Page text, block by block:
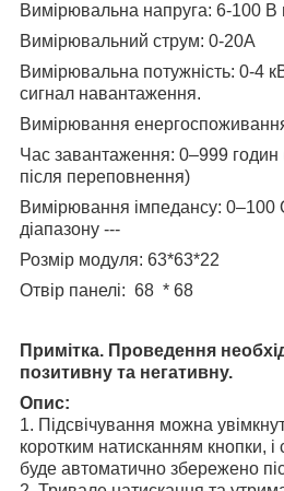
Вимірювальна напруга: 6-100 В
Вимірювальний струм: 0-20А
Вимірювальна потужність: 0-4
сигнал навантаження.
Вимірювання
Час завантаження: 0–999
після переповнення)
Вимірювання імпедансу: 0–100
діапазону ---
Розмір модуля: 63*63*22
Отвір панелі: 68 * 68
Примітка. Проведення
позитивну та негативну.
Опис:
1. Підсвічування можна
коротким натисканням кнопки, і
буде автоматично збережено